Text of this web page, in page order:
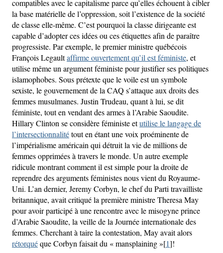
compatibles avec le capitalisme parce qu’elles échouent à cibler
la base matérielle de l’oppression, soit l’existence de la société
de classe elle-même. C’est pourquoi la classe dirigeante est
capable d’adopter ces idées ou ces étiquettes afin de paraître
progressiste. Par exemple, le premier ministre québécois
François Legaultaffirme ouvertement qu’il est féministe, et
utilise même un argument féministe pour justifier ses politiques
islamophobes. Sous prétexte que le voile est un symbole
sexiste, le gouvernement de la CAQ s’attaque aux droits des
femmes musulmanes. Justin Trudeau, quant à lui, se dit
féministe, tout en vendant des armes à l’Arabie Saoudite.
Hillary Clinton se considère féministe etutilise le langage de
l’intersectionnalitétout en étant une voix proéminente de
l’impérialisme américain qui détruit la vie de millions de
femmes opprimées à travers le monde. Un autre exemple
ridicule montrant comment il est simple pour la droite de
reprendre des arguments féministes nous vient du Royaume-
Uni. L’an dernier, Jeremy Corbyn, le chef du Parti travailliste
britannique, avait critiqué la première ministre Theresa May
pour avoir participé à une rencontre avec le misogyne prince
d’Arabie Saoudite, la veille de la Journée internationale des
femmes. Cherchant à taire la contestation, May avait alors
rétorquéque Corbyn faisait du « mansplaining »[1]!